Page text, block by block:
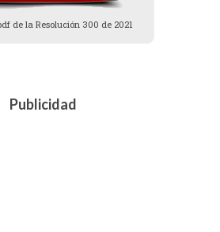
de la Resolución 300 de 2021
Publicidad